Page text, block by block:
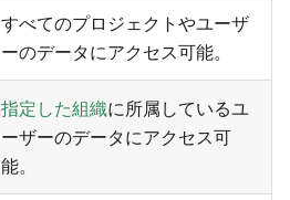
すべてのプロジェクトやユーザ
ーのデータにアクセス可能。
指定した組織に所属しているユ
ーザーのデータにアクセス可
能。